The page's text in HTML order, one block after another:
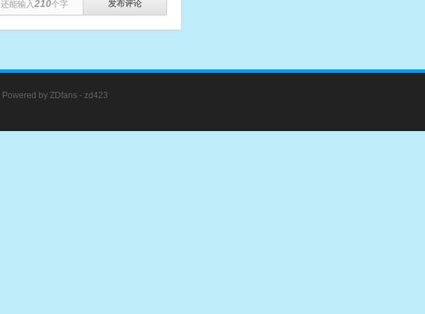
还能输入210个字
Powered by ZDfans - zd423